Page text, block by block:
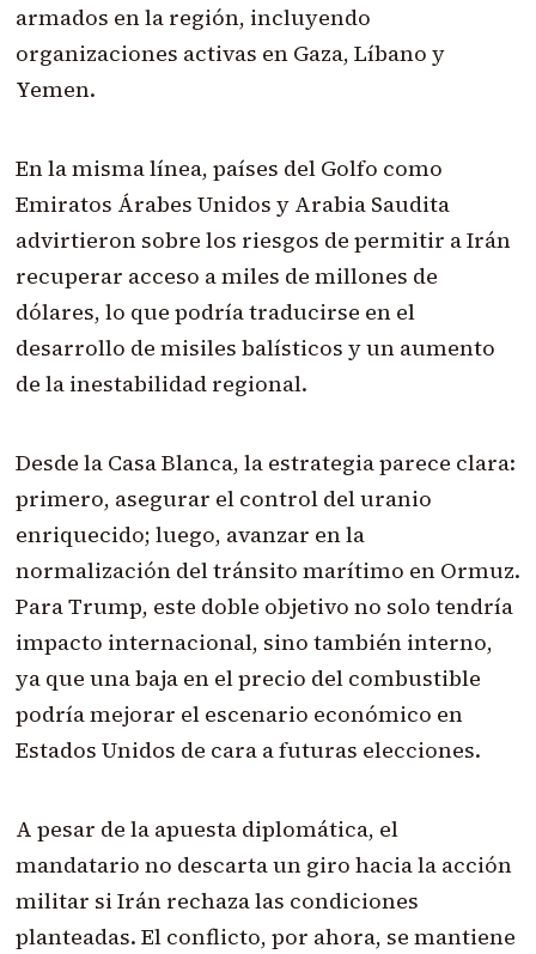
armados en la región, incluyendo
organizaciones activas en Gaza, Líbano y
Yemen.
En la misma línea, países del Golfo como
Emiratos Árabes Unidos y Arabia Saudita
advirtieron sobre los riesgos de permitir a Irán
recuperar acceso a miles de millones de
dólares, lo que podría traducirse en el
desarrollo de misiles balísticos y un aumento
de la inestabilidad regional.
Desde la Casa Blanca, la estrategia parece clara:
primero, asegurar el control del uranio
enriquecido; luego, avanzar en la
normalización del tránsito marítimo en Ormuz.
Para Trump, este doble objetivo no solo tendría
impacto internacional, sino también interno,
ya que una baja en el precio del combustible
podría mejorar el escenario económico en
Estados Unidos de cara a futuras elecciones.
A pesar de la apuesta diplomática, el
mandatario no descarta un giro hacia la acción
militar si Irán rechaza las condiciones
planteadas. El conflicto, por ahora, se mantiene